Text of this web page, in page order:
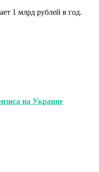
1 млрд рублей в год.
на Украине